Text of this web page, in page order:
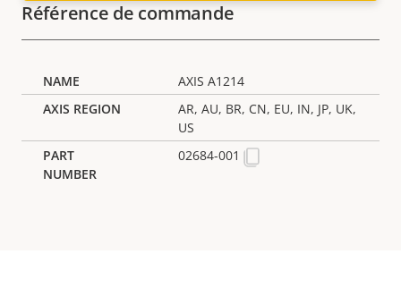
Référence de commande
AXIS A1214
AR, AU, BR, CN, EU, IN, JP, UK,
US
02684-001